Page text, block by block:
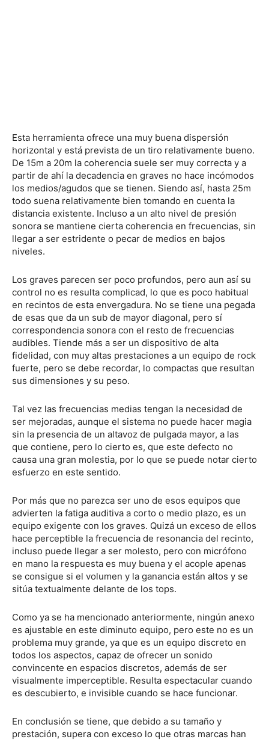
Esta herramienta ofrece una muy buena dispersión
horizontal y está prevista de un tiro relativamente bueno.
De 15m a 20m la coherencia suele ser muy correcta y a
partir de ahí la decadencia en graves no hace incómodos
los medios/agudos que se tienen. Siendo así, hasta 25m
todo suena relativamente bien tomando en cuenta la
distancia existente. Incluso a un alto nivel de presión
sonora se mantiene cierta coherencia en frecuencias, sin
llegar a ser estridente o pecar de medios en bajos
niveles.
Los graves parecen ser poco profundos, pero aun así su
control no es resulta complicad, lo que es poco habitual
en recintos de esta envergadura. No se tiene una pegada
de esas que da un sub de mayor diagonal, pero sí
correspondencia sonora con el resto de frecuencias
audibles. Tiende más a ser un dispositivo de alta
fidelidad, con muy altas prestaciones a un equipo de rock
fuerte, pero se debe recordar, lo compactas que resultan
sus dimensiones y su peso.
Tal vez las frecuencias medias tengan la necesidad de
ser mejoradas, aunque el sistema no puede hacer magia
sin la presencia de un altavoz de pulgada mayor, a las
que contiene, pero lo cierto es, que este defecto no
causa una gran molestia, por lo que se puede notar cierto
esfuerzo en este sentido.
Por más que no parezca ser uno de esos equipos que
advierten la fatiga auditiva a corto o medio plazo, es un
equipo exigente con los graves. Quizá un exceso de ellos
hace perceptible la frecuencia de resonancia del recinto,
incluso puede llegar a ser molesto, pero con micrófono
en mano la respuesta es muy buena y el acople apenas
se consigue si el volumen y la ganancia están altos y se
sitúa textualmente delante de los tops.
Como ya se ha mencionado anteriormente, ningún anexo
es ajustable en este diminuto equipo, pero este no es un
problema muy grande, ya que es un equipo discreto en
todos los aspectos, capaz de ofrecer un sonido
convincente en espacios discretos, además de ser
visualmente imperceptible. Resulta espectacular cuando
es descubierto, e invisible cuando se hace funcionar.
En conclusión se tiene, que debido a su tamaño y
prestación, supera con exceso lo que otras marcas han